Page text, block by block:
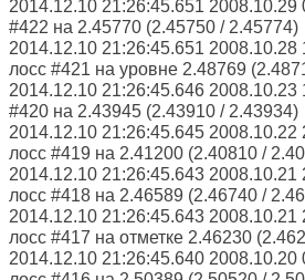
2014.12.10 21:26:45.651 2008.10.29
#422 на 2.45770 (2.45750 / 2.45774)
2014.12.10 21:26:45.651 2008.10.28
лосс #421 на уровне 2.48769
2014.12.10 21:26:45.646 2008.10.23
#420 на 2.43945 (2.43910 / 2.43934)
2014.12.10 21:26:45.645 2008.10.22
лосс #419 на 2.41200 (2.40810 /
2014.12.10 21:26:45.643 2008.10.21
лосс #418 на 2.46589 (2.46740 /
2014.12.10 21:26:45.643 2008.10.21
лосс #417 на отметке 2.46230
2014.12.10 21:26:45.640 2008.10.20